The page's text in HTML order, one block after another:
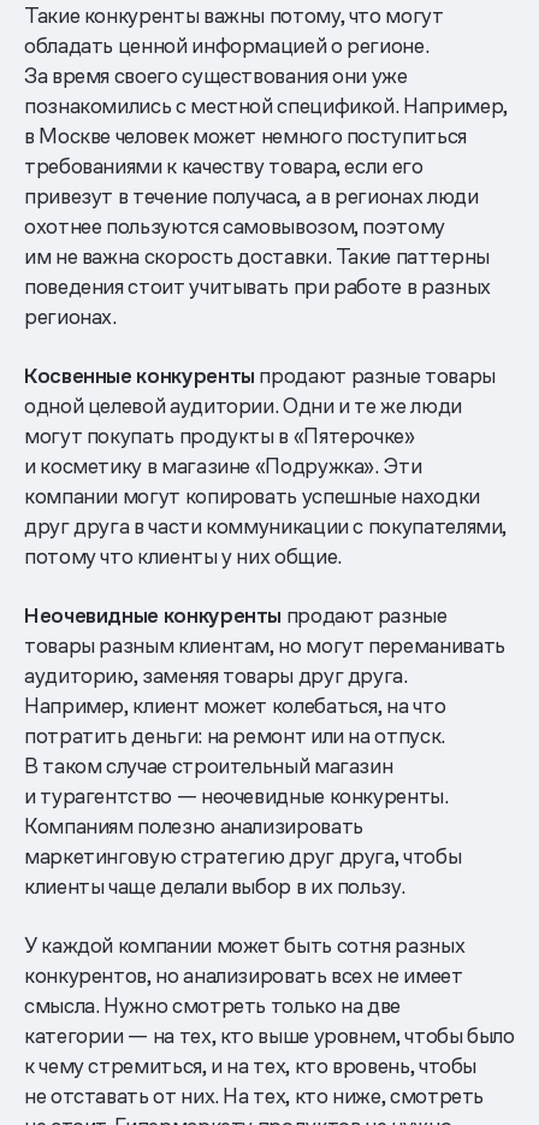
Такие конкуренты важны потому, что могут
обладать ценной информацией о регионе.
За время своего существования они уже
познакомились с местной спецификой. Например,
в Москве человек может немного поступиться
требованиями к качеству товара, если его
привезут в течение получаса, а в регионах люди
охотнее пользуются самовывозом, поэтому
им не важна скорость доставки. Такие паттерны
поведения стоит учитывать при работе в разных
регионах.
Косвенные конкуренты продают разные товары
одной целевой аудитории. Одни и те же люди
могут покупать продукты в «Пятерочке»
и косметику в магазине «Подружка». Эти
компании могут копировать успешные находки
друг друга в части коммуникации с покупателями,
потому что клиенты у них общие.
Неочевидные конкуренты продают разные
товары разным клиентам, но могут переманивать
аудиторию, заменяя товары друг друга.
Например, клиент может колебаться, на что
потратить деньги: на ремонт или на отпуск.
В таком случае строительный магазин
и турагентство — неочевидные конкуренты.
Компаниям полезно анализировать
маркетинговую стратегию друг друга, чтобы
клиенты чаще делали выбор в их пользу.
У каждой компании может быть сотня разных
конкурентов, но анализировать всех не имеет
смысла. Нужно смотреть только на две
категории — на тех, кто выше уровнем, чтобы было
к чему стремиться, и на тех, кто вровень, чтобы
не отставать от них. На тех, кто ниже, смотреть